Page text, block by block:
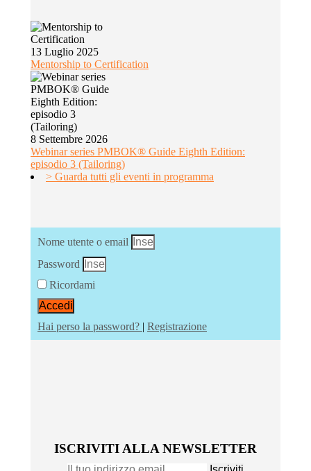
13 Luglio 2025
Mentorship to Certification
8 Settembre 2026
Webinar series PMBOK® Guide Eighth Edition:
episodio 3 (Tailoring)
> Guarda tutti gli eventi in programma
Nome utente o email
Password
Ricordami
Accedi
Hai perso la password? | Registrazione
ISCRIVITI ALLA NEWSLETTER